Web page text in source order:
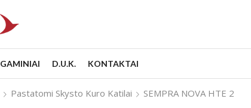
GAMINIAI D.U.K. KONTAKTAI
Pastatomi Skysto Kuro Katilai SEMPRA NOVA HTE 2